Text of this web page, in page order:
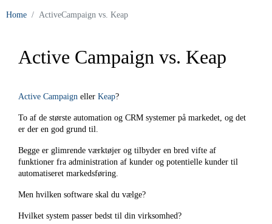
Home ActiveCampaign vs. Keap
Active Campaign vs. Keap
Active Campaign eller Keap?
To af de største automation og CRM systemer på markedet, og det
er der en god grund til.
Begge er glimrende værktøjer og tilbyder en bred vifte af
funktioner fra administration af kunder og potentielle kunder til
automatiseret markedsføring.
Men hvilken software skal du vælge?
Hvilket system passer bedst til din virksomhed?